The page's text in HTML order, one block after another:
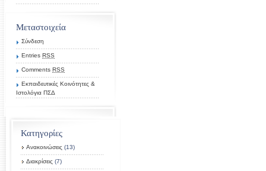
Κατηγορίες
Ανακοινώσεις (13)
Διακρίσεις (7)
Μεταστοιχεία
Σύνδεση
Entries RSS
Comments RSS
Εκπαιδευτικές Κοινότητες &
Ιστολόγια ΠΣΔ